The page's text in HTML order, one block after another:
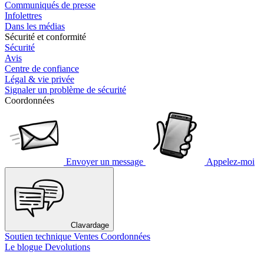
Communiqués de presse
Infolettres
Dans les médias
Sécurité et conformité
Sécurité
Avis
Centre de confiance
Légal & vie privée
Signaler un problème de sécurité
Coordonnées
Envoyer un message Appelez-moi
Clavardage
Soutien technique Ventes Coordonnées
Le blogue Devolutions